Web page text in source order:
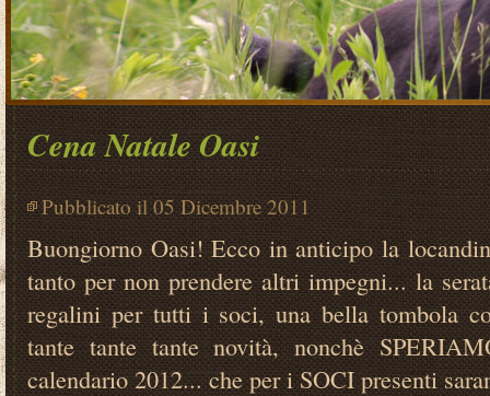
Cena Natale Oasi
Pubblicato il 05 Dicembre 2011
Buongiorno Oasi! Ecco in anticipo la
tanto per non prendere altri impegni... la
regalini per tutti i soci, una bella tombola
tante tante tante novità, nonchè
calendario 2012... che per i SOCI presenti